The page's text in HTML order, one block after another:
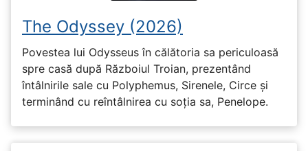
The Odyssey (2026)
Povestea lui Odysseus în călătoria sa periculoasă
spre casă după Războiul Troian, prezentând
întâlnirile sale cu Polyphemus, Sirenele, Circe și
terminând cu reîntâlnirea cu soția sa, Penelope.